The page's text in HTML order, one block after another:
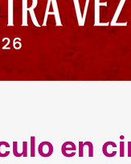
en